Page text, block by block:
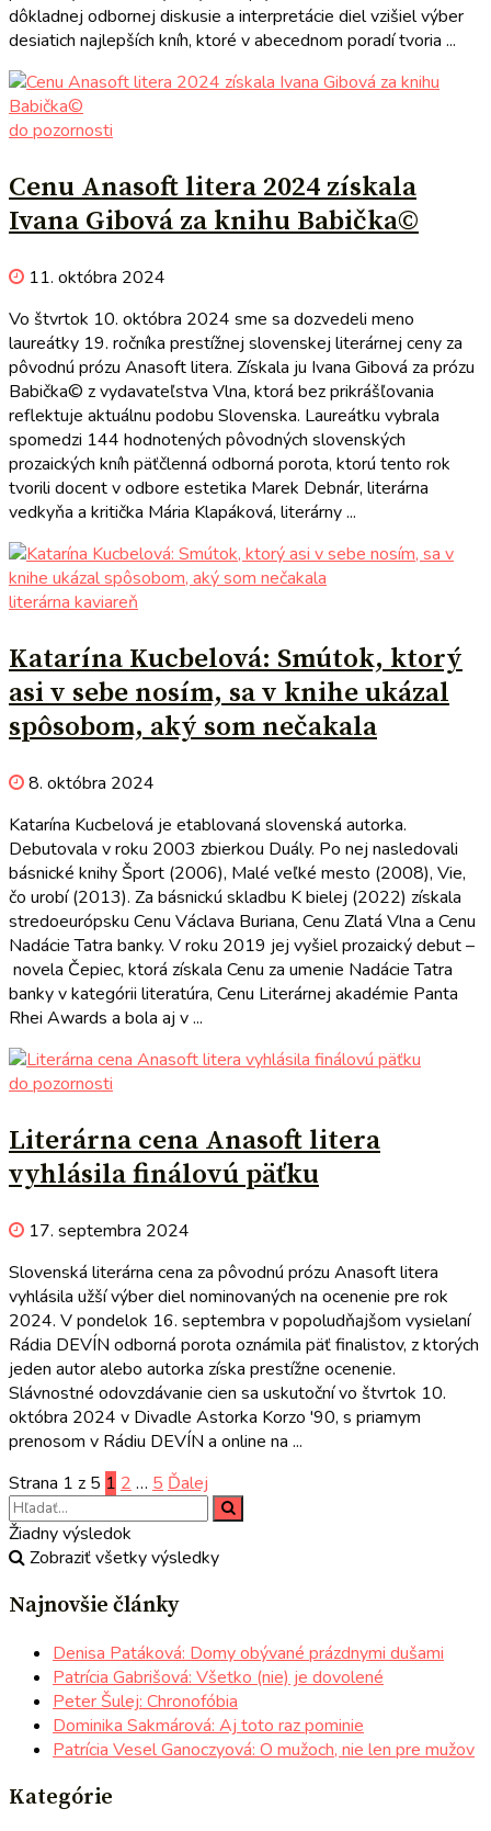
dôkladnej odbornej diskusie a interpretácie diel vzišiel výber
desiatich najlepších kníh, ktoré v abecednom poradí tvoria ...
do pozornosti
Cenu Anasoft litera 2024 získala
Ivana Gibová za knihu Babička©
11. októbra 2024
Vo štvrtok 10. októbra 2024 sme sa dozvedeli meno
laureátky 19. ročníka prestížnej slovenskej literárnej ceny za
pôvodnú prózu Anasoft litera. Získala ju Ivana Gibová za prózu
Babička© z vydavateľstva Vlna, ktorá bez prikrášľovania
reflektuje aktuálnu podobu Slovenska. Laureátku vybrala
spomedzi 144 hodnotených pôvodných slovenských
prozaických kníh päťčlenná odborná porota, ktorú tento rok
tvorili docent v odbore estetika Marek Debnár, literárna
vedkyňa a kritička Mária Klapáková, literárny ...
literárna kaviareň
Katarína Kucbelová: Smútok, ktorý
asi v sebe nosím, sa v knihe ukázal
spôsobom, aký som nečakala
8. októbra 2024
Katarína Kucbelová je etablovaná slovenská autorka.
Debutovala v roku 2003 zbierkou Duály. Po nej nasledovali
básnické knihy Šport (2006), Malé veľké mesto (2008), Vie,
čo urobí (2013). Za básnickú skladbu K bielej (2022) získala
stredoeurópsku Cenu Václava Buriana, Cenu Zlatá Vlna a Cenu
Nadácie Tatra banky. V roku 2019 jej vyšiel prozaický debut –
novela Čepiec, ktorá získala Cenu za umenie Nadácie Tatra
banky v kategórii literatúra, Cenu Literárnej akadémie Panta
Rhei Awards a bola aj v ...
do pozornosti
Literárna cena Anasoft litera
vyhlásila finálovú päťku
17. septembra 2024
Slovenská literárna cena za pôvodnú prózu Anasoft litera
vyhlásila užší výber diel nominovaných na ocenenie pre rok
2024. V pondelok 16. septembra v popoludňajšom vysielaní
Rádia DEVÍN odborná porota oznámila päť finalistov, z ktorých
jeden autor alebo autorka získa prestížne ocenenie.
Slávnostné odovzdávanie cien sa uskutoční vo štvrtok 10.
októbra 2024 v Divadle Astorka Korzo '90, s priamym
prenosom v Rádiu DEVÍN a online na ...
Strana 1 z 5 1 2 … 5 Ďalej
Žiadny výsledok
Zobraziť všetky výsledky
Najnovšie články
Denisa Patáková: Domy obývané prázdnymi dušami
Patrícia Gabrišová: Všetko (nie) je dovolené
Peter Šulej: Chronofóbia
Dominika Sakmárová: Aj toto raz pominie
Patrícia Vesel Ganoczyová: O mužoch, nie len pre mužov
Kategórie